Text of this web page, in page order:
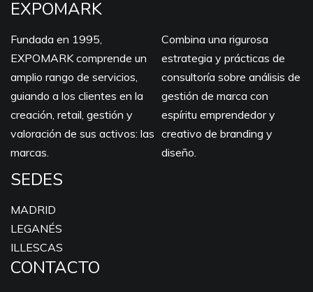
EXPOMARK
Fundada en 1995,
EXPOMARK comprende un
amplio rango de servicios,
guiando a los clientes en la
creación, retail, gestión y
valoración de sus activos: las
marcas.
Combina una rigurosa
estrategia y prácticas de
consultoría sobre análisis de
gestión de marca con
espíritu emprendedor y
creativo de branding y
diseño.
SEDES
MADRID
LEGANÉS
ILLESCAS
CONTACTO